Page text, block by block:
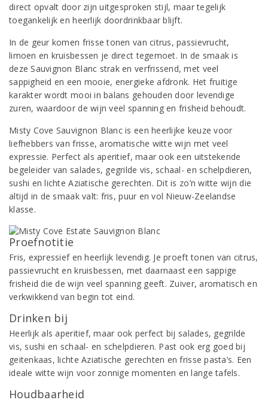
direct opvalt door zijn uitgesproken stijl, maar tegelijk
toegankelijk en heerlijk doordrinkbaar blijft.
In de geur komen frisse tonen van citrus, passievrucht,
limoen en kruisbessen je direct tegemoet. In de smaak is
deze Sauvignon Blanc strak en verfrissend, met veel
sappigheid en een mooie, energieke afdronk. Het fruitige
karakter wordt mooi in balans gehouden door levendige
zuren, waardoor de wijn veel spanning en frisheid behoudt.
Misty Cove Sauvignon Blanc is een heerlijke keuze voor
liefhebbers van frisse, aromatische witte wijn met veel
expressie. Perfect als aperitief, maar ook een uitstekende
begeleider van salades, gegrilde vis, schaal- en schelpdieren,
sushi en lichte Aziatische gerechten. Dit is zo’n witte wijn die
altijd in de smaak valt: fris, puur en vol Nieuw-Zeelandse
klasse.
Proefnotitie
Fris, expressief en heerlijk levendig. Je proeft tonen van citrus,
passievrucht en kruisbessen, met daarnaast een sappige
frisheid die de wijn veel spanning geeft. Zuiver, aromatisch en
verkwikkend van begin tot eind.
Drinken bij
Heerlijk als aperitief, maar ook perfect bij salades, gegrilde
vis, sushi en schaal- en schelpdieren. Past ook erg goed bij
geitenkaas, lichte Aziatische gerechten en frisse pasta’s. Een
ideale witte wijn voor zonnige momenten en lange tafels.
Houdbaarheid